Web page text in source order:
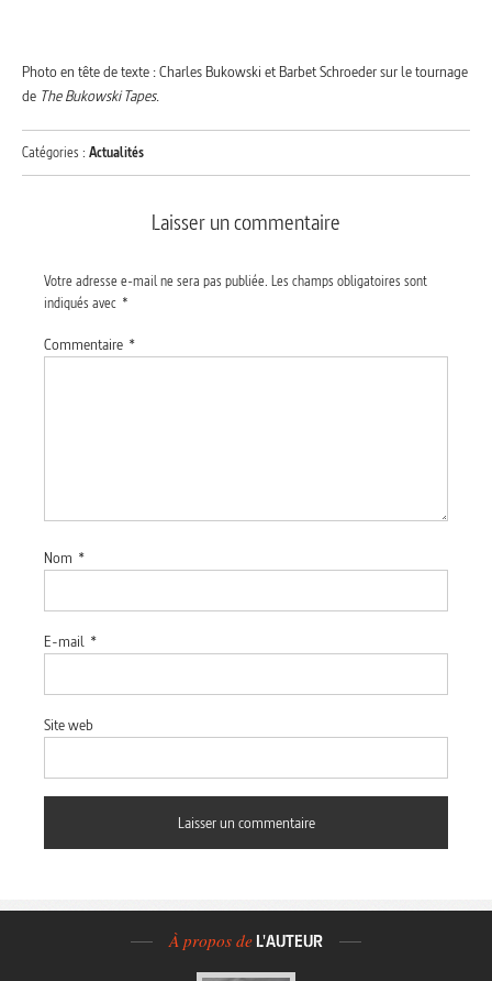
Photo en tête de texte : Charles Bukowski et Barbet Schroeder sur le tournage
de The Bukowski Tapes.
Catégories : Actualités
Laisser un commentaire
Votre adresse e-mail ne sera pas publiée. Les champs obligatoires sont
indiqués avec *
Commentaire *
Nom *
E-mail *
Site web
À propos de L'AUTEUR